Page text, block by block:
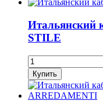
Итальянский
STILE